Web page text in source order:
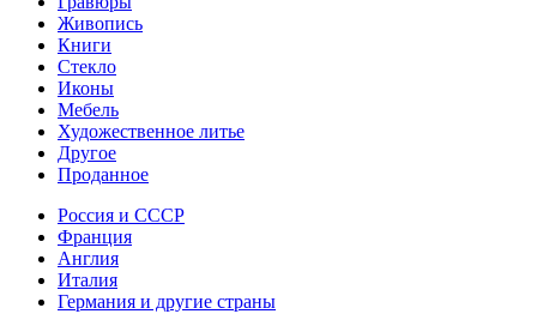
Живопись
Книги
Стекло
Иконы
Мебель
Художественное литье
Другое
Проданное
Россия и СССР
Франция
Англия
Италия
Германия и другие страны